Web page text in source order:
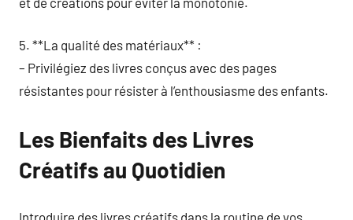
5. **La qualité des matériaux** :
– Privilégiez des livres conçus avec des pages
résistantes pour résister à l’enthousiasme des enfants.
Les Bienfaits des Livres
Créatifs au Quotidien
Introduire des livres créatifs dans la routine de vos